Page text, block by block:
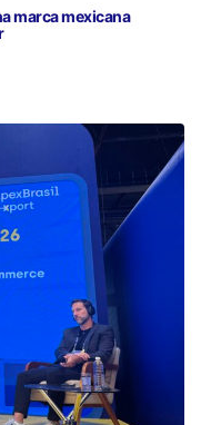
marca mexicana